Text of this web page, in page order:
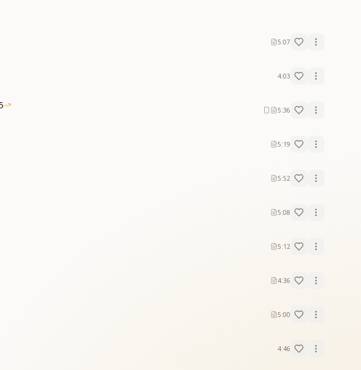
5:07
4:03
5:36
5:19
5:52
5:08
5:12
4:36
5:00
4:46